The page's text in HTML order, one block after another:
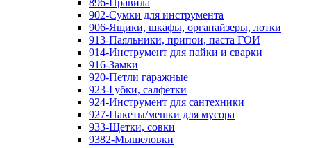
896-Правила
902-Сумки для инструмента
906-Ящики, шкафы, органайзеры, лотки
913-Паяльники, припои, паста ГОИ
914-Инструмент для пайки и сварки
916-Замки
920-Петли гаражные
923-Губки, салфетки
924-Инструмент для сантехники
927-Пакеты/мешки для мусора
933-Щетки, совки
9382-Мышеловки